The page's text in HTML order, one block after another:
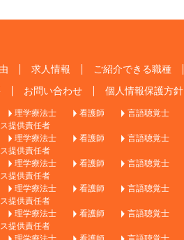
求人情報 ご紹介できる職種
お問い合わせ 個人情報保護方針
理学療法士 看護師 言語聴覚士
提供責任者
理学療法士 看護師 言語聴覚士
提供責任者
理学療法士 看護師 言語聴覚士
提供責任者
理学療法士 看護師 言語聴覚士
提供責任者
理学療法士 看護師 言語聴覚士
提供責任者